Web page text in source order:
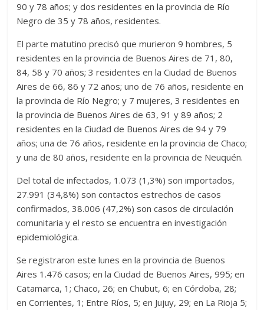
90 y 78 años; y dos residentes en la provincia de Río
Negro de 35 y 78 años, residentes.
El parte matutino precisó que murieron 9 hombres, 5
residentes en la provincia de Buenos Aires de 71, 80,
84, 58 y 70 años; 3 residentes en la Ciudad de Buenos
Aires de 66, 86 y 72 años; uno de 76 años, residente en
la provincia de Río Negro; y 7 mujeres, 3 residentes en
la provincia de Buenos Aires de 63, 91 y 89 años; 2
residentes en la Ciudad de Buenos Aires de 94 y 79
años; una de 76 años, residente en la provincia de Chaco;
y una de 80 años, residente en la provincia de Neuquén.
Del total de infectados, 1.073 (1,3%) son importados,
27.991 (34,8%) son contactos estrechos de casos
confirmados, 38.006 (47,2%) son casos de circulación
comunitaria y el resto se encuentra en investigación
epidemiológica.
Se registraron este lunes en la provincia de Buenos
Aires 1.476 casos; en la Ciudad de Buenos Aires, 995; en
Catamarca, 1; Chaco, 26; en Chubut, 6; en Córdoba, 28;
en Corrientes, 1; Entre Ríos, 5; en Jujuy, 29; en La Rioja 5;